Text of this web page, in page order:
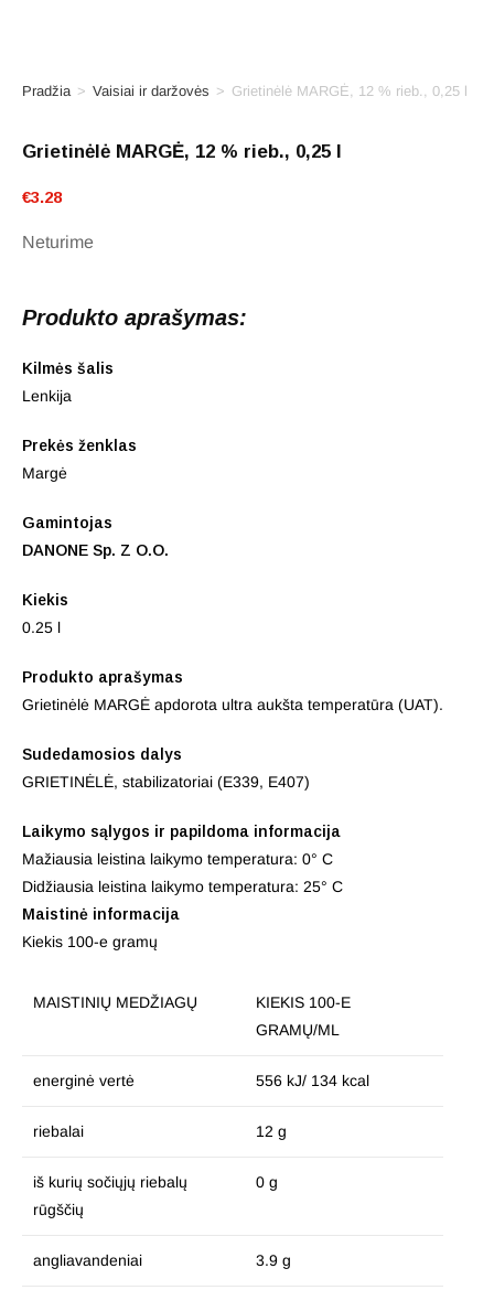
Pradžia > Vaisiai ir daržovės > Grietinėlė MARGĖ, 12 % rieb., 0,25 l
Grietinėlė MARGĖ, 12 % rieb., 0,25 l
€3.28
Neturime
Produkto aprašymas:
Kilmės šalis
Lenkija
Prekės ženklas
Margė
Gamintojas
DANONE Sp. Z O.O.
Kiekis
0.25 l
Produkto aprašymas
Grietinėlė MARGĖ apdorota ultra aukšta temperatūra (UAT).
Sudedamosios dalys
GRIETINĖLĖ, stabilizatoriai (E339, E407)
Laikymo sąlygos ir papildoma informacija
Mažiausia leistina laikymo temperatura: 0° C
Didžiausia leistina laikymo temperatura: 25° C
Maistinė informacija
Kiekis 100-e gramų
MAISTINIŲ MEDŽIAGŲ
KIEKIS 100-E
GRAMŲ/ML
energinė vertė 556 kJ/ 134 kcal
riebalai 12 g
iš kurių sočiųjų riebalų
rūgščių
0 g
angliavandeniai 3.9 g